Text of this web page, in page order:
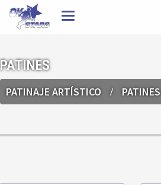
Toggle
PATINES
PATINAJE ARTÍSTICO PATINES